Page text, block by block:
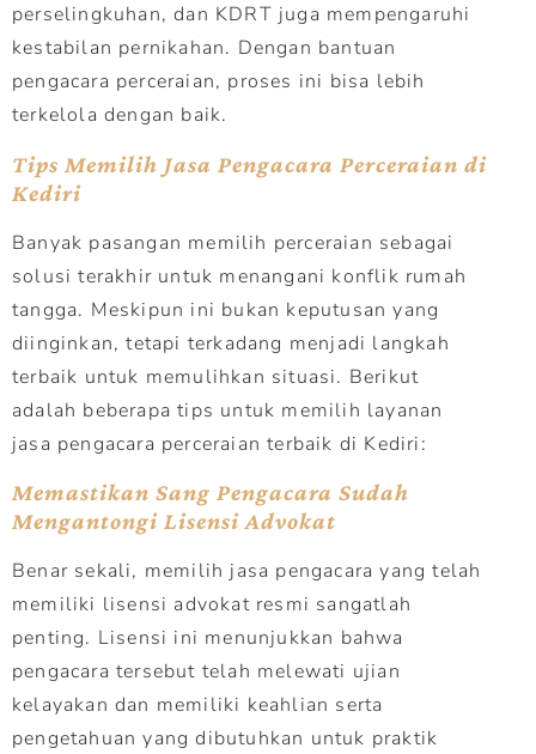
perselingkuhan, dan KDRT juga mempengaruhi
kestabilan pernikahan. Dengan bantuan
pengacara perceraian, proses ini bisa lebih
terkelola dengan baik.
Tips Memilih Jasa Pengacara Perceraian di
Kediri
Banyak pasangan memilih perceraian sebagai
solusi terakhir untuk menangani konflik rumah
tangga. Meskipun ini bukan keputusan yang
diinginkan, tetapi terkadang menjadi langkah
terbaik untuk memulihkan situasi. Berikut
adalah beberapa tips untuk memilih layanan
jasa pengacara perceraian terbaik di Kediri:
Memastikan Sang Pengacara Sudah
Mengantongi Lisensi Advokat
Benar sekali, memilih jasa pengacara yang telah
memiliki lisensi advokat resmi sangatlah
penting. Lisensi ini menunjukkan bahwa
pengacara tersebut telah melewati ujian
kelayakan dan memiliki keahlian serta
pengetahuan yang dibutuhkan untuk praktik